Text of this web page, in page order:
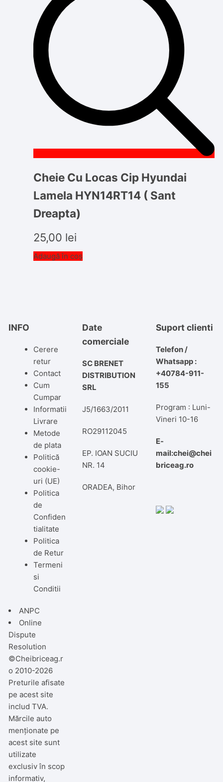
Cheie Cu Locas Cip Hyundai
Lamela HYN14RT14 ( Sant
Dreapta)
25,00 lei
Adaugă în coș
INFO
Cerere
retur
Contact
Cum
Cumpar
Informatii
Livrare
Metode
de plata
Politică
cookie-
uri (UE)
Politica
de
Confiden
tialitate
Politica
de Retur
Termeni
si
Conditii
ANPC
Online
Dispute
Resolution
Date
comerciale
SC BRENET
DISTRIBUTION
SRL
J5/1663/2011
RO29112045
EP. IOAN SUCIU
NR. 14
ORADEA, Bihor
Suport clienti
Telefon /
Whatsapp :
+40784-911-
155
Program : Luni-
Vineri 10-16
E-
mail:chei@chei
briceag.ro
©Cheibriceag.r
o 2010-2026
Preturile afisate
pe acest site
includ TVA.
Mărcile auto
menționate pe
acest site sunt
utilizate
exclusiv în scop
informativ,